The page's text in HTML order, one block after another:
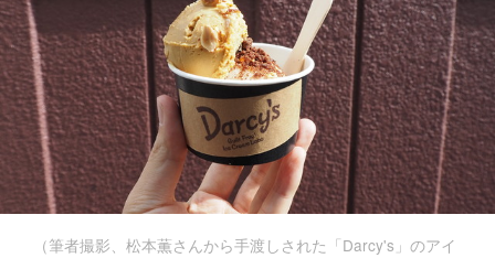
（筆者撮影、松本薫さんから手渡しされた「Darcy's」のアイ